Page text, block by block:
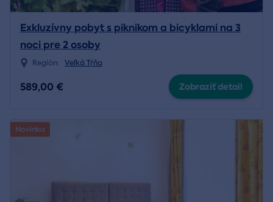
Exkluzívny pobyt s piknikom a bicyklami na 3
noci pre 2 osoby
Región: Veľká Tŕňa
589,00 € Zobraziť detail
Novinka